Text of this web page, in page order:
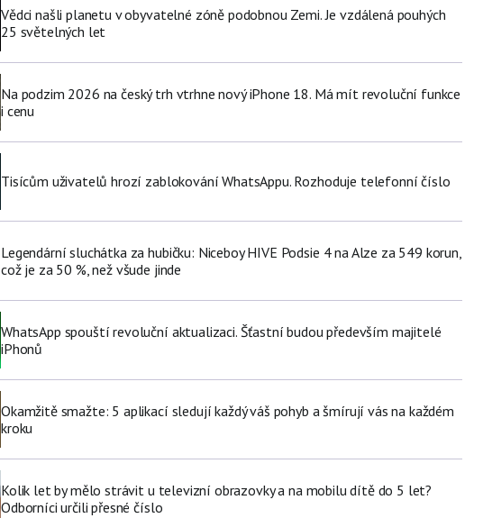
Vědci našli planetu v obyvatelné zóně podobnou Zemi. Je vzdálená pouhých
25 světelných let
Na podzim 2026 na český trh vtrhne nový iPhone 18. Má mít revoluční funkce
i cenu
Tisícům uživatelů hrozí zablokování WhatsAppu. Rozhoduje telefonní číslo
Legendární sluchátka za hubičku: Niceboy HIVE Podsie 4 na Alze za 549 korun,
což je za 50 %, než všude jinde
WhatsApp spouští revoluční aktualizaci. Šťastní budou především majitelé
iPhonů
Okamžitě smažte: 5 aplikací sledují každý váš pohyb a šmírují vás na každém
kroku
Kolik let by mělo strávit u televizní obrazovky a na mobilu dítě do 5 let?
Odborníci určili přesné číslo